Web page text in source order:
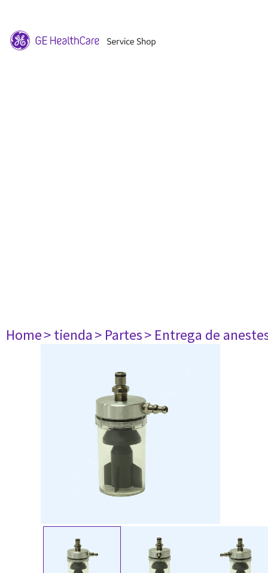
Home> tienda> Partes> Entrega de